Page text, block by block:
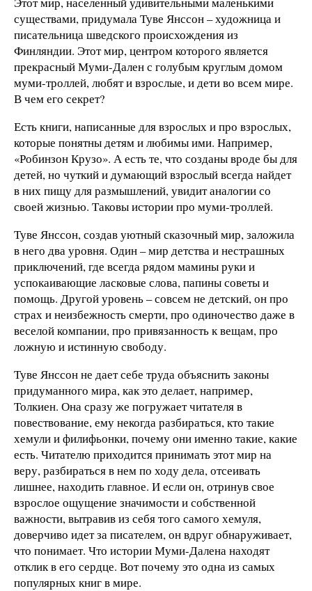
существами, придумала Туве Янссон – художница и
писательница шведского происхождения из
Финляндии. Этот мир, центром которого является
прекрасный Муми-Дален с голубым круглым домом
муми-троллей, любят и взрослые, и дети во всем мире.
В чем его секрет?
Есть книги, написанные для взрослых и про взрослых,
которые понятны детям и любимы ими. Например,
«Робинзон Крузо». А есть те, что созданы вроде бы для
детей, но чуткий и думающий взрослый всегда найдет
в них пищу для размышлений, увидит аналогии со
своей жизнью. Таковы истории про муми-троллей.
Туве Янссон, создав уютный сказочный мир, заложила
в него два уровня. Один – мир детства и нестрашных
приключений, где всегда рядом мамины руки и
успокаивающие ласковые слова, папины советы и
помощь. Другой уровень – совсем не детский, он про
страх и неизбежность смерти, про одиночество даже в
веселой компании, про привязанность к вещам, про
ложную и истинную свободу.
Туве Янссон не дает себе труда объяснить законы
придуманного мира, как это делает, например,
Толкиен. Она сразу же погружает читателя в
повествование, ему некогда разбираться, кто такие
хемули и филифьонки, почему они именно такие, какие
есть. Читателю приходится принимать этот мир на
веру, разбираться в нем по ходу дела, отсеивать
лишнее, находить главное. И если он, отринув свое
взрослое ощущение значимости и собственной
важности, вытравив из себя того самого хемуля,
доверчиво идет за писателем, он вдруг обнаруживает,
что понимает. Что истории Муми-Далена находят
отклик в его сердце. Вот почему это одна из самых
популярных книг в мире.